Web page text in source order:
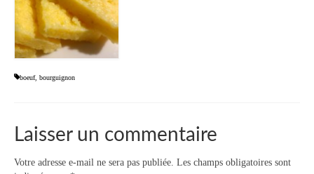
boeuf, bourguignon
Laisser un commentaire
Votre adresse e-mail ne sera pas publiée. Les champs obligatoires sont